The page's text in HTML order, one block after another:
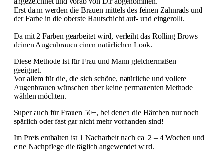
Erst dann werden die Brauen mittels des feinen Zahnrads und
der Farbe in die oberste Hautschicht auf- und eingerollt.
Da mit 2 Farben gearbeitet wird, verleiht das Rolling Brows
deinen Augenbrauen einen natürlichen Look.
Diese Methode ist für Frau und Mann gleichermaßen
geeignet.
Vor allem für die, die sich schöne, natürliche und vollere
Augenbrauen wünschen aber keine permanenten Methode
wählen möchten.
Super auch für Frauen 50+, bei denen die Härchen nur noch
spärlich oder fast gar nicht mehr vorhanden sind!
Im Preis enthalten ist 1 Nacharbeit nach ca. 2 – 4 Wochen und
eine Nachpflege die täglich angewendet wird.